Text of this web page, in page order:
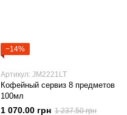
−14%
Артикул: JM2221LT
Кофейный сервиз 8 предметов
100мл
1 070.00 грн 1 237.50 грн